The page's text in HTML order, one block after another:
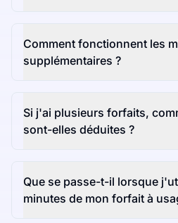
Comment fonctionnent les
supplémentaires ?
Si j'ai plusieurs forfaits,
sont-elles déduites ?
Que se passe-t-il lorsque
minutes de mon forfait à